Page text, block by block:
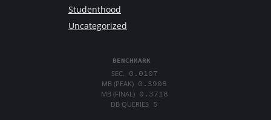
Studenthood
Uncategorized
BENCHMARK
SEC. 0.0107
MB (PEAK) 0.3908
MB (FINAL) 0.3718
DB QUERIES 5